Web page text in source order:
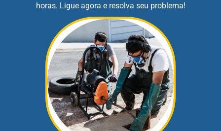
horas. Ligue agora e resolva seu problema!